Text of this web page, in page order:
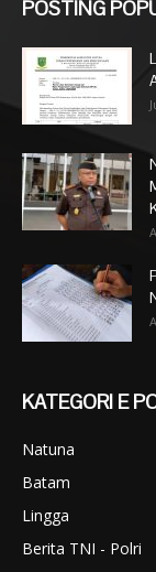
POSTING
KATEGORI E
Natuna
Batam
Lingga
Berita TNI - Polri